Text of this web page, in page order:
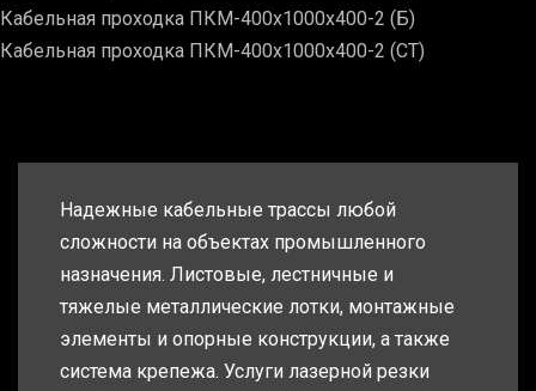
Кабельная проходка ПКМ-400х1000х400-2 (Б)
Кабельная проходка ПКМ-400х1000х400-2 (СТ)
Надежные кабельные трассы любой
сложности на объектах промышленного
назначения. Листовые, лестничные и
тяжелые металлические лотки, монтажные
элементы и опорные конструкции, а также
система крепежа. Услуги лазерной резки